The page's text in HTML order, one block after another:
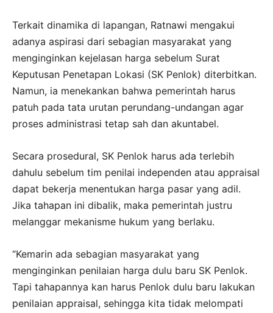
Terkait dinamika di lapangan, Ratnawi mengakui
adanya aspirasi dari sebagian masyarakat yang
menginginkan kejelasan harga sebelum Surat
Keputusan Penetapan Lokasi (SK Penlok) diterbitkan.
Namun, ia menekankan bahwa pemerintah harus
patuh pada tata urutan perundang-undangan agar
proses administrasi tetap sah dan akuntabel.
Secara prosedural, SK Penlok harus ada terlebih
dahulu sebelum tim penilai independen atau appraisal
dapat bekerja menentukan harga pasar yang adil.
Jika tahapan ini dibalik, maka pemerintah justru
melanggar mekanisme hukum yang berlaku.
“Kemarin ada sebagian masyarakat yang
menginginkan penilaian harga dulu baru SK Penlok.
Tapi tahapannya kan harus Penlok dulu baru lakukan
penilaian appraisal, sehingga kita tidak melompati